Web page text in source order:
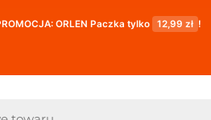
Paczka tylko 12,99 zł !